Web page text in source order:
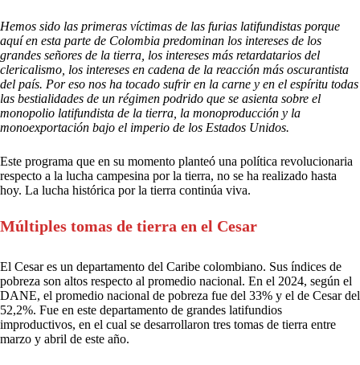
Hemos sido las primeras víctimas de las furias latifundistas porque
aquí en esta parte de Colombia predominan los intereses de los
grandes señores de la tierra, los intereses más retardatarios del
clericalismo, los intereses en cadena de la reacción más oscurantista
del país. Por eso nos ha tocado sufrir en la carne y en el espíritu todas
las bestialidades de un régimen podrido que se asienta sobre el
monopolio latifundista de la tierra, la monoproducción y la
monoexportación bajo el imperio de los Estados Unidos.
Este programa que en su momento planteó una política revolucionaria
respecto a la lucha campesina por la tierra, no se ha realizado hasta
hoy. La lucha histórica por la tierra continúa viva.
Múltiples tomas de tierra en el Cesar
El Cesar es un departamento del Caribe colombiano. Sus índices de
pobreza son altos respecto al promedio nacional. En el 2024, según el
DANE, el promedio nacional de pobreza fue del 33% y el de Cesar del
52,2%. Fue en este departamento de grandes latifundios
improductivos, en el cual se desarrollaron tres tomas de tierra entre
marzo y abril de este año.